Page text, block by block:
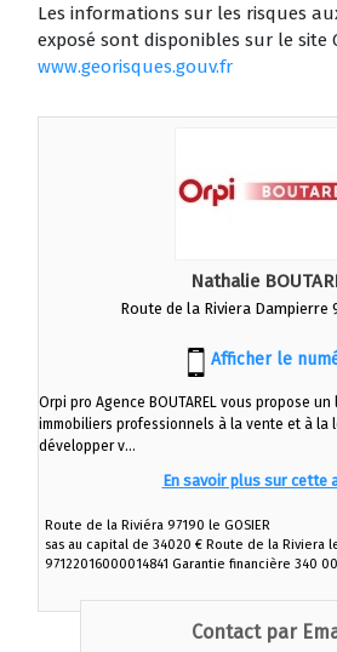
Les informations sur les risques
exposé sont disponibles sur le site
www.georisques.gouv.fr
Nathalie
Route de la Riviera Dampierre
Afficher le
Orpi pro Agence BOUTAREL vous propose
immobiliers professionnels à la vente et à la
développer v...
En savoir plus sur cette
Route de la Riviéra 97190 le GOSIER
sas au capital de 34020 € Route de la Riviera
97122016000014841 Garantie financière 340
Contact par